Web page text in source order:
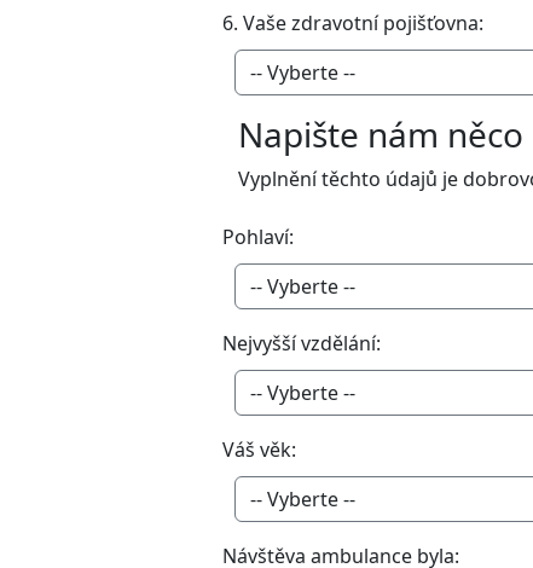
6. Vaše zdravotní pojišťovna:
Napište nám něco
Vyplnění těchto údajů je
Pohlaví:
Nejvyšší vzdělání:
Váš věk:
Návštěva ambulance byla: